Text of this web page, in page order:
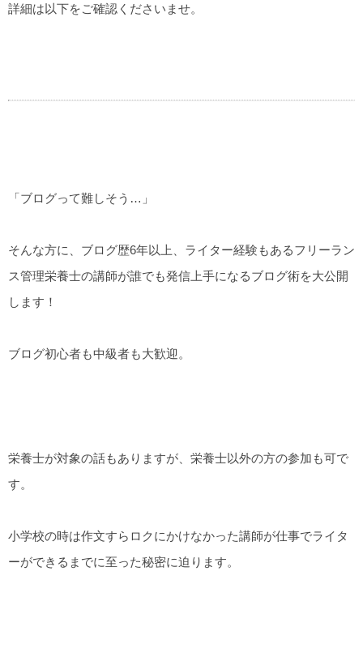
詳細は以下をご確認くださいませ。
「ブログって難しそう…」
そんな方に、ブログ歴6年以上、ライター経験もあるフリーラン
ス管理栄養士の講師が誰でも発信上手になるブログ術を大公開
します！
ブログ初心者も中級者も大歓迎。
栄養士が対象の話もありますが、栄養士以外の方の参加も可で
す。
小学校の時は作文すらロクにかけなかった講師が仕事でライタ
ーができるまでに至った秘密に迫ります。